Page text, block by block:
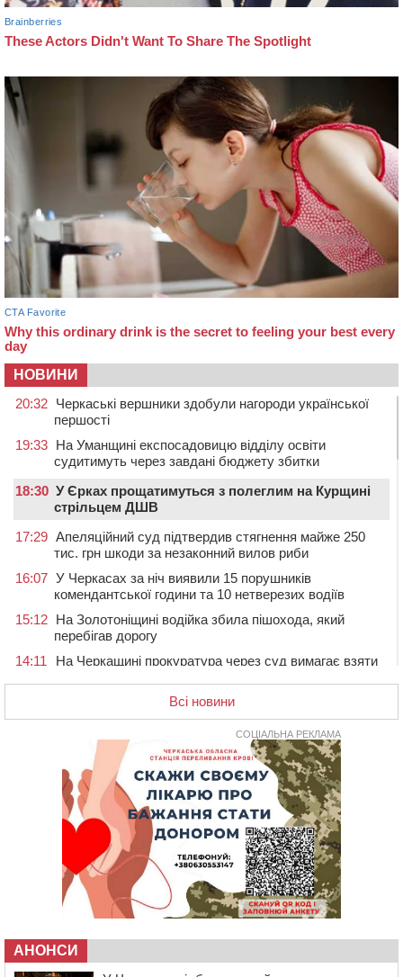
НОВИНИ
20:32 Черкаські вершники здобули нагороди української
першості
19:33 На Уманщині експосадовицю відділу освіти
судитимуть через завдані бюджету збитки
18:30 У Єрках прощатимуться з полеглим на Курщині
стрільцем ДШВ
17:29 Апеляційний суд підтвердив стягнення майже 250
тис. грн шкоди за незаконний вилов риби
16:07 У Черкасах за ніч виявили 15 порушників
комендантської години та 10 нетверезих водіїв
15:12 На Золотоніщині водійка збила пішохода, який
перебігав дорогу
14:11
На Черкащині прокуратура через суд вимагає взяти
У Смілі біля магазину під колесами вантажівки
загинула жінка
У Черкасах пропонують для приватизації
п’ятиповерховий об’єкт у центрі міста
Не вистачає стажу для пенсії: як його докупити та що
потрібно знати
У Черкасах виявили низку недоліків у гуртожитку, де
проживають ВПО
07 СЕРПНЯ 2026, П'ЯТНИЦЯ
На Черкащині врятували рідкісного чорного грифа
(ФОТО)
ліцею “Перспектива” до кінця року
Всі новини
СОЦІАЛЬНА РЕКЛАМА
АНОНСИ